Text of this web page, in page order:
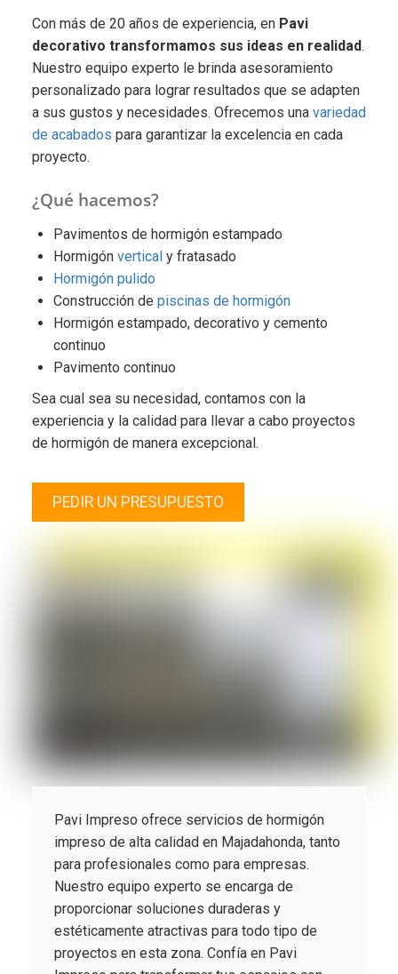
Con más de 20 años de experiencia, en Pavi
decorativo transformamos sus ideas en realidad.
Nuestro equipo experto le brinda asesoramiento
personalizado para lograr resultados que se adapten
a sus gustos y necesidades. Ofrecemos una variedad
de acabados para garantizar la excelencia en cada
proyecto.
¿Qué hacemos?
Pavimentos de hormigón estampado
Hormigón vertical y fratasado
Hormigón pulido
Construcción de piscinas de hormigón
Hormigón estampado, decorativo y cemento
continuo
Pavimento continuo
Sea cual sea su necesidad, contamos con la
experiencia y la calidad para llevar a cabo proyectos
de hormigón de manera excepcional.
PEDIR UN PRESUPUESTO
Pavi Impreso ofrece servicios de hormigón
impreso de alta calidad en Majadahonda, tanto
para profesionales como para empresas.
Nuestro equipo experto se encarga de
proporcionar soluciones duraderas y
estéticamente atractivas para todo tipo de
proyectos en esta zona. Confía en Pavi